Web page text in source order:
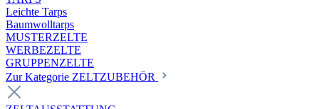
Leichte Tarps
Baumwolltarps
MUSTERZELTE
WERBEZELTE
GRUPPENZELTE
Zur Kategorie ZELTZUBEHÖR